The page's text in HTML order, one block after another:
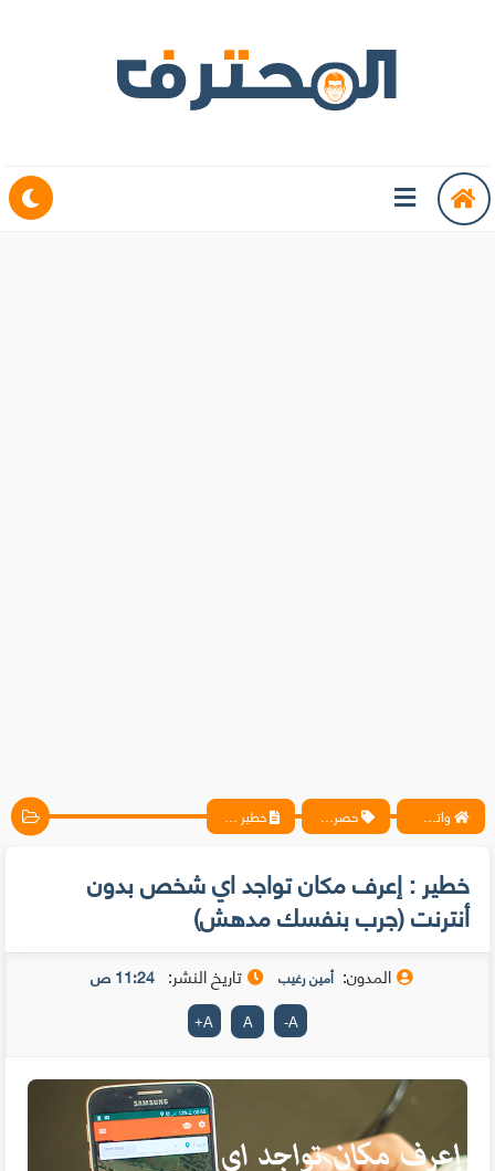
واتس آب ، فيسبوك ، أنترنت ، شروحات تقنية حصرية - المحترف حصريات خطير : إعرف مكان تواجد اي شخص بدون أنترنت (جرب بنفسك مدهش)
خطير : إعرف مكان تواجد اي شخص بدون
أنترنت (جرب بنفسك مدهش)
المدون: أمين رغيب تاريخ النشر: 11:24 ص
A
-
A
A
+